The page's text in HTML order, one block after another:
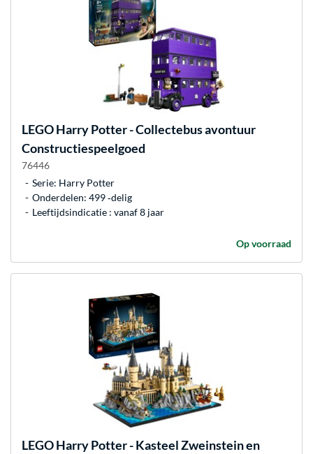
LEGOHarry Potter - Collectebus avontuur
Constructiespeelgoed
76446
Serie: Harry Potter
Onderdelen: 499 ‐delig
Leeftijdsindicatie : vanaf 8 jaar
Op voorraad
LEGOHarry Potter - Kasteel Zweinstein en